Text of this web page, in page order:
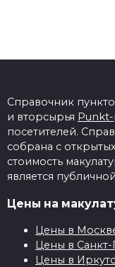
Справочник
и вторсырья
посетителей.
собрана с
стоимость
является
Цены на
Цены в
Цены в
Цены в